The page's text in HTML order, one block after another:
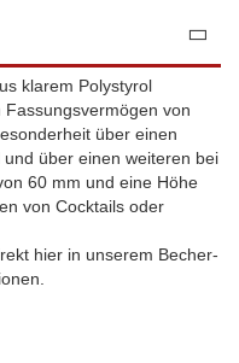
klarem Polystyrol
von
über einen
über einen weiteren bei
60 mm und eine Höhe
von Cocktails oder
hier in unserem Becher-